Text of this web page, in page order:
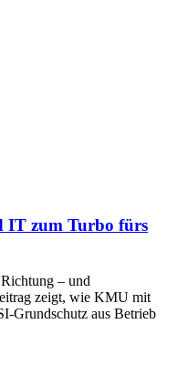
IT zum Turbo fürs
– und
zeigt, wie KMU mit
Grundschutz aus Betrieb